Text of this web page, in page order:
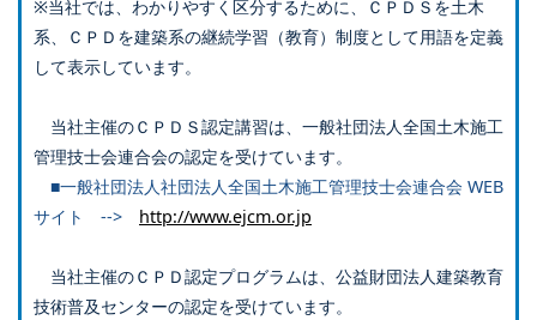
※当社では、わかりやすく区分するために、ＣＰＤＳを土木
系、ＣＰＤを建築系の継続学習（教育）制度として用語を定義
して表示しています。
当社主催のＣＰＤＳ認定講習は、一般社団法人全国土木施工
管理技士会連合会の認定を受けています。
■一般社団法人社団法人全国土木施工管理技士会連合会 WEB
サイト --> http://www.ejcm.or.jp
当社主催のＣＰＤ認定プログラムは、公益財団法人建築教育
技術普及センターの認定を受けています。